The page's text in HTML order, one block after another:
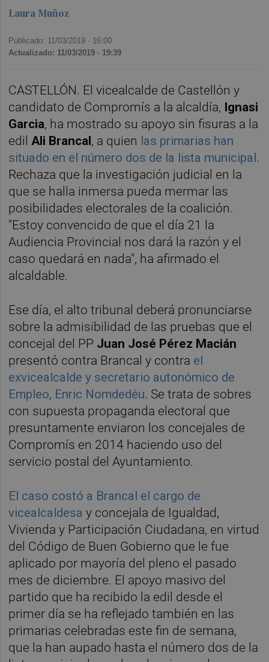
Laura Muñoz
Publicado: 11/03/2019 · 16:00
Actualizado: 11/03/2019 · 19:39
CASTELLÓN. El vicealcalde de Castellón y
candidato de Compromís a la alcaldía, Ignasi
Garcia, ha mostrado su apoyo sin fisuras a la
edil Ali Brancal, a quien las primarias han
situado en el número dos de la lista municipal.
Rechaza que la investigación judicial en la
que se halla inmersa pueda mermar las
posibilidades electorales de la coalición.
"Estoy convencido de que el día 21 la
Audiencia Provincial nos dará la razón y el
caso quedará en nada", ha afirmado el
alcaldable.
Ese día, el alto tribunal deberá pronunciarse
sobre la admisibilidad de las pruebas que el
concejal del PP Juan José Pérez Macián
presentó contra Brancal y contra el
exvicealcalde y secretario autonómico de
Empleo, Enric Nomdedéu. Se trata de sobres
con supuesta propaganda electoral que
presuntamente enviaron los concejales de
Compromís en 2014 haciendo uso del
servicio postal del Ayuntamiento.
El caso costó a Brancal el cargo de
vicealcaldesa y concejala de Igualdad,
Vivienda y Participación Ciudadana, en virtud
del Código de Buen Gobierno que le fue
aplicado por mayoría del pleno el pasado
mes de diciembre. El apoyo masivo del
partido que ha recibido la edil desde el
primer día se ha reflejado también en las
primarias celebradas este fin de semana,
que la han aupado hasta el número dos de la